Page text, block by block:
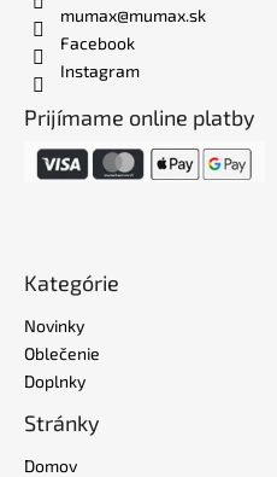
mumax@mumax.sk
Facebook
Instagram
Prijímame online platby
Kategórie
Novinky
Oblečenie
Doplnky
Stránky
Domov